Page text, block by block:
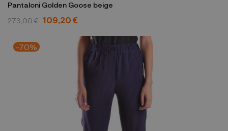
Pantaloni Golden Goose beige
273,00 € 109,20 €
-70%